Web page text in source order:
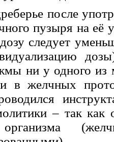
после
пузыря на её
следует
ни у одного из
в желчных
– так
организма